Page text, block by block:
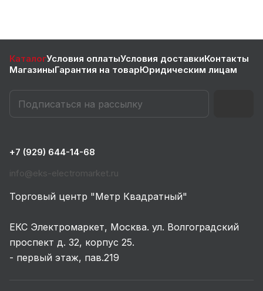
КаталогУсловия оплатыУсловия доставкиКонтакты
МагазиныГарантия на товарЮридическим лицам
+7 (929) 644-14-68
info@eks-electromarket.ru
Торговый центр "Метр Квадратный"
ЕКС Электромаркет, Москва. ул. Волгоградский
проспект д. 32, корпус 25.
- первый этаж, пав.219